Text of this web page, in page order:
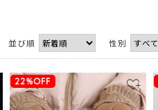
並び順 性別
22%OFF